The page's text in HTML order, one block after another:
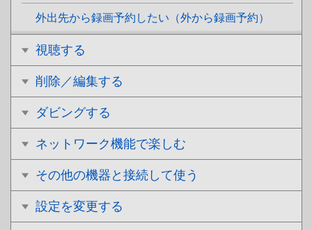
外出先から録画予約したい（外から録画予約）
視聴する
削除／編集する
ダビングする
ネットワーク機能で楽しむ
その他の機器と接続して使う
設定を変更する